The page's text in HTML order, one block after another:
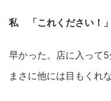
私 「これください！」
早かった。店に入って5
まさに他には目もくれ